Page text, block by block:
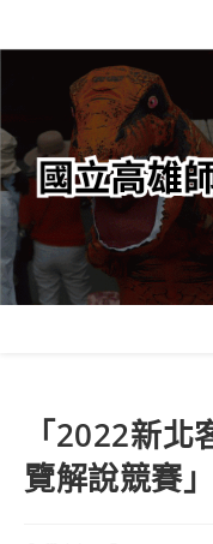
轉
要
內
容
「2022新
覽解說競賽」